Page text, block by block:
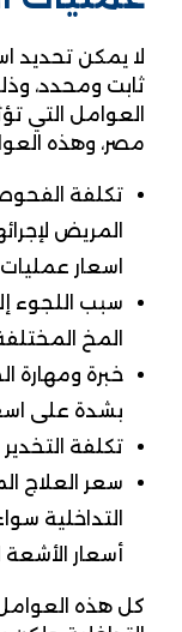
لا يمكن تحديد
ثابت ومحدد،
العوامل التي
مصر، وهذه
تكلفة
المريض
اسعار
سبب اللجوء
المخ
خبرة ومهارة
بشدة على
تكلفة
سعر العلاج
التداخلية
أسعار
كل هذه